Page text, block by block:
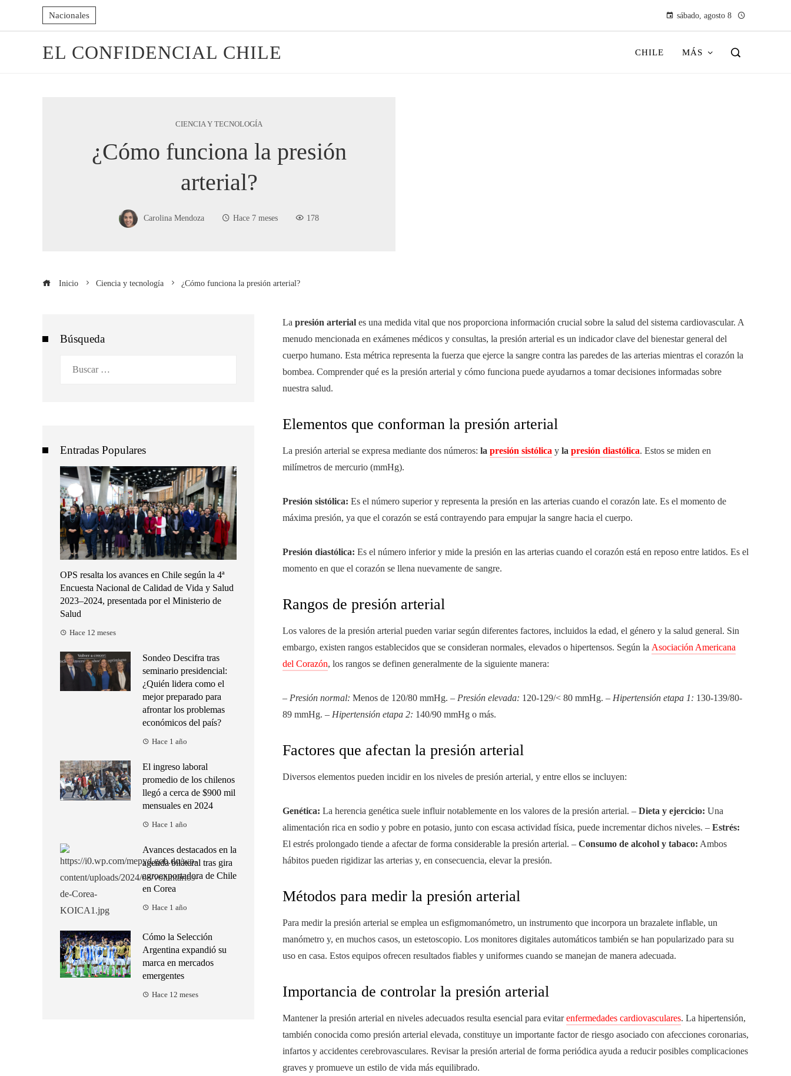
Nacionales sábado, agosto 8
EL CONFIDENCIAL CHILE CHILE MÁS
CIENCIA Y TECNOLOGÍA
¿Cómo funciona la presión
arterial?
Carolina Mendoza Hace 7 meses 178
Inicio Ciencia y tecnología ¿Cómo funciona la presión arterial?
La presión arterial es una medida vital que nos proporciona información crucial sobre la salud del sistema cardiovascular. A
menudo mencionada en exámenes médicos y consultas, la presión arterial es un indicador clave del bienestar general del
cuerpo humano. Esta métrica representa la fuerza que ejerce la sangre contra las paredes de las arterias mientras el corazón la
bombea. Comprender qué es la presión arterial y cómo funciona puede ayudarnos a tomar decisiones informadas sobre
nuestra salud.
Elementos que conforman la presión arterial
La presión arterial se expresa mediante dos números: la presión sistólica y la presión diastólica. Estos se miden en
milímetros de mercurio (mmHg).
Presión sistólica: Es el número superior y representa la presión en las arterias cuando el corazón late. Es el momento de
máxima presión, ya que el corazón se está contrayendo para empujar la sangre hacia el cuerpo.
Presión diastólica: Es el número inferior y mide la presión en las arterias cuando el corazón está en reposo entre latidos. Es el
momento en que el corazón se llena nuevamente de sangre.
Rangos de presión arterial
Los valores de la presión arterial pueden variar según diferentes factores, incluidos la edad, el género y la salud general. Sin
embargo, existen rangos establecidos que se consideran normales, elevados o hipertensos. Según la Asociación Americana
del Corazón, los rangos se definen generalmente de la siguiente manera:
– Presión normal: Menos de 120/80 mmHg. – Presión elevada: 120-129/< 80 mmHg. – Hipertensión etapa 1: 130-139/80-
89 mmHg. – Hipertensión etapa 2: 140/90 mmHg o más.
Factores que afectan la presión arterial
Diversos elementos pueden incidir en los niveles de presión arterial, y entre ellos se incluyen:
Genética: La herencia genética suele influir notablemente en los valores de la presión arterial. – Dieta y ejercicio: Una
alimentación rica en sodio y pobre en potasio, junto con escasa actividad física, puede incrementar dichos niveles. – Estrés:
El estrés prolongado tiende a afectar de forma considerable la presión arterial. – Consumo de alcohol y tabaco: Ambos
hábitos pueden rigidizar las arterias y, en consecuencia, elevar la presión.
Métodos para medir la presión arterial
Para medir la presión arterial se emplea un esfigmomanómetro, un instrumento que incorpora un brazalete inflable, un
manómetro y, en muchos casos, un estetoscopio. Los monitores digitales automáticos también se han popularizado para su
uso en casa. Estos equipos ofrecen resultados fiables y uniformes cuando se manejan de manera adecuada.
Importancia de controlar la presión arterial
Mantener la presión arterial en niveles adecuados resulta esencial para evitarenfermedades cardiovasculares. La hipertensión,
también conocida como presión arterial elevada, constituye un importante factor de riesgo asociado con afecciones coronarias,
infartos y accidentes cerebrovasculares. Revisar la presión arterial de forma periódica ayuda a reducir posibles complicaciones
graves y promueve un estilo de vida más equilibrado.
Búsqueda
Entradas Populares
OPS resalta los avances en Chile según la 4ª
Encuesta Nacional de Calidad de Vida y Salud
2023–2024, presentada por el Ministerio de
Salud
Hace 12 meses
Sondeo Descifra tras
seminario presidencial:
¿Quién lidera como el
mejor preparado para
afrontar los problemas
económicos del país?
Hace 1 año
El ingreso laboral
promedio de los chilenos
llegó a cerca de $900 mil
mensuales en 2024
Hace 1 año
Avances destacados en la
agenda bilateral tras gira
agroexportadora de Chile
en Corea
Hace 1 año
Cómo la Selección
Argentina expandió su
marca en mercados
emergentes
Hace 12 meses